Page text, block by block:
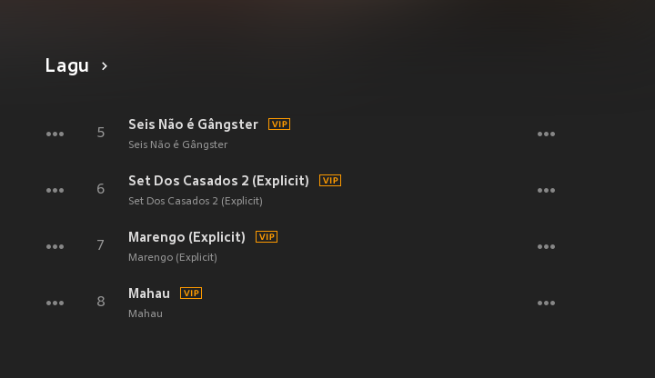
Lagu
5
Seis Não é Gângster
Seis Não é Gângster
6
Set Dos Casados 2 (Explicit)
Set Dos Casados 2 (Explicit)
7
Marengo (Explicit)
Marengo (Explicit)
8
Mahau
Mahau